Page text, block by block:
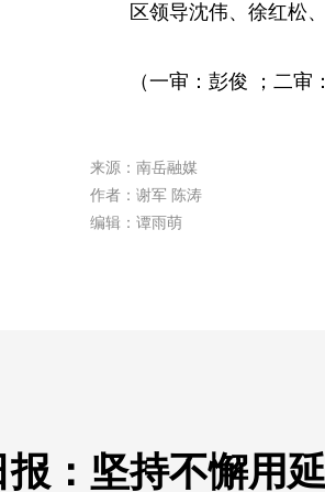
区领导沈伟、徐红松
（一审：彭俊 ；二审
来源：南岳融媒
作者：谢军 陈涛
编辑：谭雨萌
报：坚持不懈用